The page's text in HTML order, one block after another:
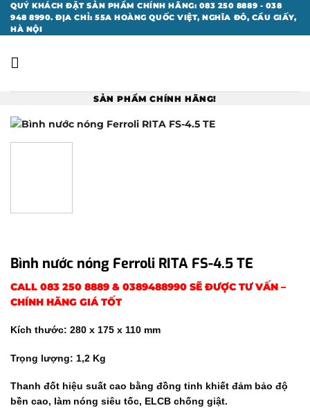
Bỏ
qua
nội
QUÝ KHÁCH ĐẶT SẢN PHẨM CHÍNH HÃNG: 083 250 8889 - 038
948 8990. ĐỊA CHỈ: 55A HOÀNG QUỐC VIỆT, NGHĨA ĐÔ, CẦU GIẤY,
HÀ NỘI
SẢN PHẨM CHÍNH HÃNG!
Bình nước nóng Ferroli RITA FS-4.5 TE
CALL 083 250 8889 & 0389488990 SẼ ĐƯỢC TƯ VẤN –
CHÍNH HÃNG GIÁ TỐT
Kích thước: 280 x 175 x 110 mm
Trọng lượng: 1,2 Kg
Thanh đốt hiệu suất cao bằng đồng tinh khiết đảm bảo độ
bền cao, làm nóng siêu tốc, ELCB chống giật.